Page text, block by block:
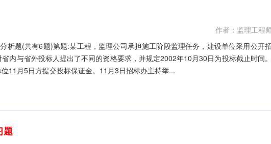
作者：监理工程
析题(共有6题)第题:某工程，监理公司承担施工阶段监理任务，建设单位采用公开招
内与省外投标人提出了不同的资格要求，并规定2002年10月30日为投标截止时间。
11月5日方提交投标保证金。11月3日招标办主持举...
题